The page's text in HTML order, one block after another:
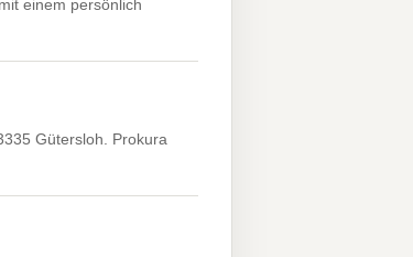
einem persönlich
Gütersloh. Prokura